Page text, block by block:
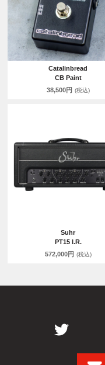
Catalinbread
CB Paint
38,500円 (税込)
Suhr
PT15 I.R.
572,000円 (税込)